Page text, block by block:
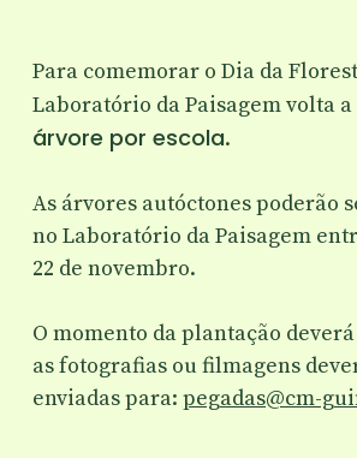
Para comemorar o Dia da
Laboratório da Paisagem volta
árvore por escola.
As árvores autóctones poderão
no Laboratório da Paisagem
22 de novembro.
O momento da plantação
as fotografias ou filmagens
enviadas para: pegadas@cm-